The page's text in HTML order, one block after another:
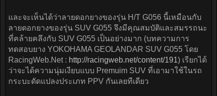
และจะเห็นได้ว่าลายดอกยางของรุ่น H/T G056 นี้เหมือนกับ
ลายดอกยางของรุ่น SUV G055 จึงมีคุณสมบัติและสมรรถนะ
ที่คล้ายคลึงกับ SUV G055 เป็นอย่างมาก (บทความการ
ทดสอบยาง YOKOHAMA GEOLANDAR SUV G055 โดย
RacingWeb.Net : http://racingweb.net/content/191) เรียกได้
ว่าจะได้ความนุ่มเงียบแบบ Premuim SUV ที่เอามาใช้ในรถ
กระบะดัดแปลงประเภท PPV กันเลยทีเดียว